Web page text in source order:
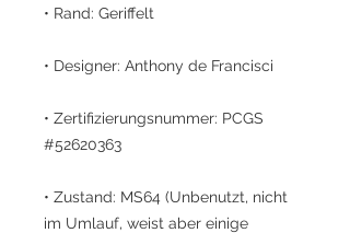
• Rand: Geriffelt
• Designer: Anthony de Francisci
• Zertifizierungsnummer: PCGS
#52620363
• Zustand: MS64 (Unbenutzt, nicht
im Umlauf, weist aber einige